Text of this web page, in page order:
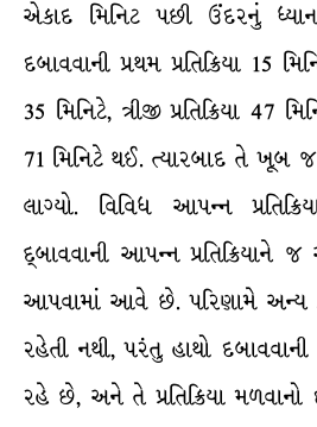
એકાદ મિનિટ પછી ઉંદરનું
દબાવવાની પ્રથમ પ્રતિક્રિયા 15
35 મિનિટે, ત્રીજી પ્રતિક્રિયા 47
71 મિનિટે થઈ. ત્યારબાદ તે ખૂબ
લાગ્યો. વિવિધ આપન્ન
દ્બાવવાની આપન્ન પ્રતિક્રિયાને
આપવામાં આવે છે. પરિણામે અન્ય
રહેતી નથી, પરંતુ હાથો દબાવવાની
રહે છે, અને તે પ્રતિક્રિયા